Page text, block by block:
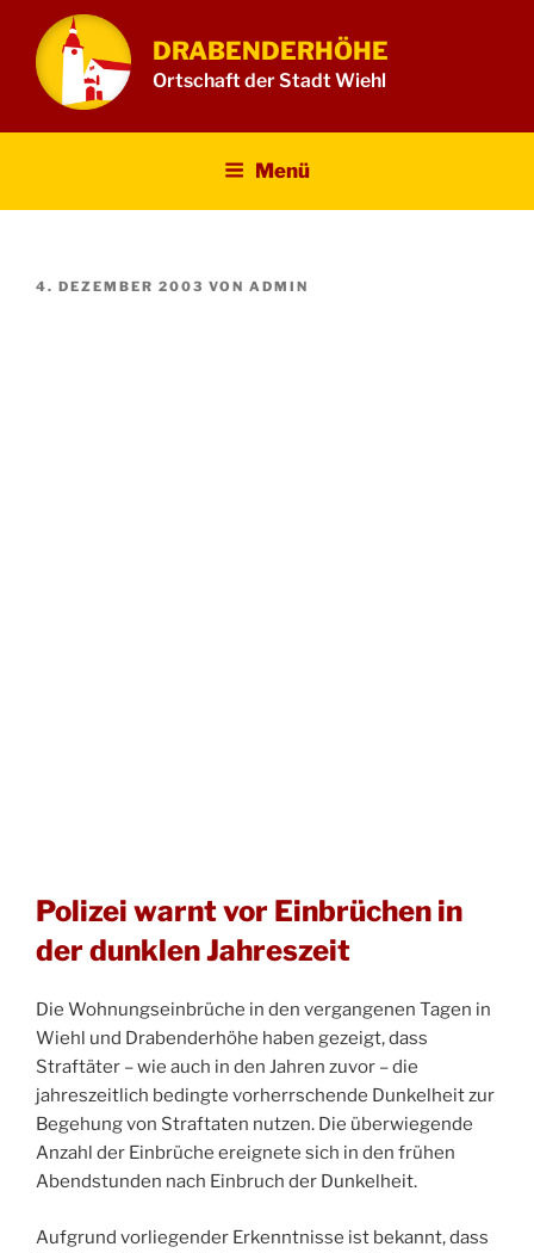
Inhalt
springen
DRABENDERHÖHE
Ortschaft der Stadt Wiehl
Menü
VERÖFFENTLICHT
4. DEZEMBER 2003 VON ADMIN
Polizei warnt vor Einbrüchen in
der dunklen Jahreszeit
Die Wohnungseinbrüche in den vergangenen Tagen in
Wiehl und Drabenderhöhe haben gezeigt, dass
Straftäter – wie auch in den Jahren zuvor – die
jahreszeitlich bedingte vorherrschende Dunkelheit zur
Begehung von Straftaten nutzen. Die überwiegende
Anzahl der Einbrüche ereignete sich in den frühen
Abendstunden nach Einbruch der Dunkelheit.
Aufgrund vorliegender Erkenntnisse ist bekannt, dass